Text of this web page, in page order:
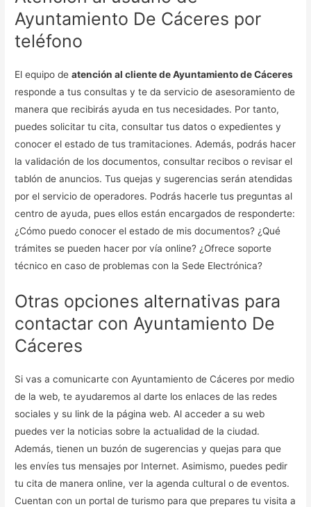
Ayuntamiento De Cáceres por
teléfono
El equipo deatención al cliente de Ayuntamiento de Cáceres
responde a tus consultas y te da servicio de asesoramiento de
manera que recibirás ayuda en tus necesidades. Por tanto,
puedes solicitar tu cita, consultar tus datos o expedientes y
conocer el estado de tus tramitaciones. Además, podrás hacer
la validación de los documentos, consultar recibos o revisar el
tablón de anuncios. Tus quejas y sugerencias serán atendidas
por el servicio de operadores. Podrás hacerle tus preguntas al
centro de ayuda, pues ellos están encargados de responderte:
¿Cómo puedo conocer el estado de mis documentos? ¿Qué
trámites se pueden hacer por vía online? ¿Ofrece soporte
técnico en caso de problemas con la Sede Electrónica?
Otras opciones alternativas para
contactar con Ayuntamiento De
Cáceres
Si vas a comunicarte con Ayuntamiento de Cáceres por medio
de la web, te ayudaremos al darte los enlaces de las redes
sociales y su link de la página web. Al acceder a su web
puedes ver la noticias sobre la actualidad de la ciudad.
Además, tienen un buzón de sugerencias y quejas para que
les envíes tus mensajes por Internet. Asimismo, puedes pedir
tu cita de manera online, ver la agenda cultural o de eventos.
Cuentan con un portal de turismo para que prepares tu visita a